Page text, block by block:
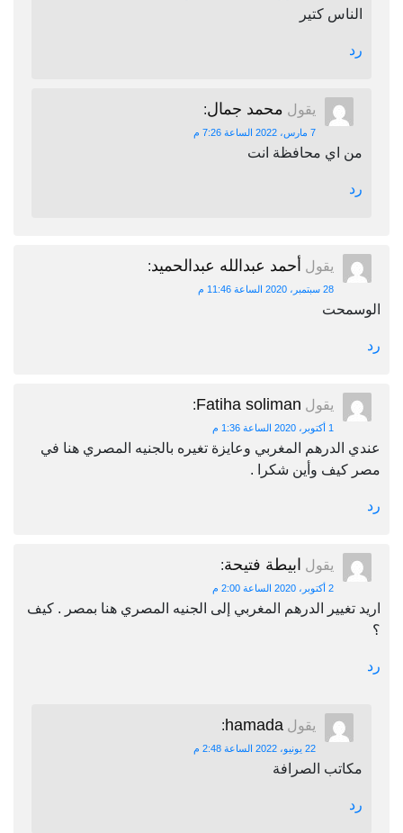
الناس كتير
رد
يقول محمد جمال:
7 مارس، 2022 الساعة 7:26 م
من اي محافظة انت
رد
يقول أحمد عبدالله عبدالحميد:
28 سبتمبر، 2020 الساعة 11:46 م
الوسمحت
رد
يقول Fatiha soliman
:
1 أكتوبر، 2020 الساعة 1:36 م
عندي الدرهم المغربي وعايزة تغيره بالجنيه المصري هنا في
مصر كيف وأين شكرا .
رد
يقول ابيطة فتيحة:
2 أكتوبر، 2020 الساعة 2:00 م
اريد تغيير الدرهم المغربي إلى الجنيه المصري هنا بمصر . كيف
؟
رد
يقول hamada
:
22 يونيو، 2022 الساعة 2:48 م
مكاتب الصرافة
رد